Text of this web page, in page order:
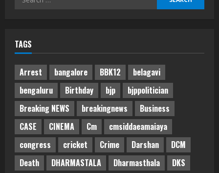
TAGS
Arrest bangalore BBK12
belagavi
bengaluru
Birthday bjp
bjppolitician
Breaking NEWS
breakingnews
Business
CASE
CINEMA Cm
cmsiddaeamaiaya
congress
cricket Crime Darshan
DCM
Death
DHARMASTALA Dharmasthala DKS